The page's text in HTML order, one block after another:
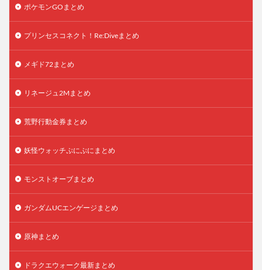
ポケモンGOまとめ
プリンセスコネクト！Re:Diveまとめ
メギド72まとめ
リネージュ2Mまとめ
荒野行動金券まとめ
妖怪ウォッチぷにぷにまとめ
モンストオーブまとめ
ガンダムUCエンゲージまとめ
原神まとめ
ドラクエウォーク最新まとめ